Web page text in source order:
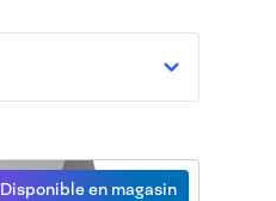
Disponible en magasin